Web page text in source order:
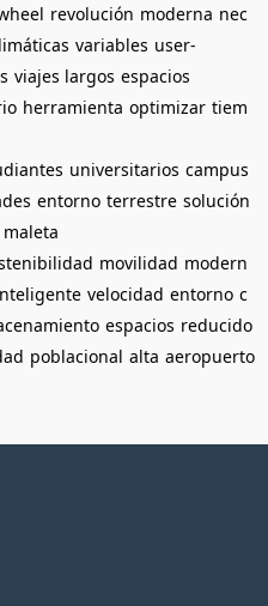
revolución moderna nec
variables user-
viajes largos espacios
herramienta optimizar tiem
universitarios campus
entorno terrestre solución
maleta
movilidad modern
velocidad entorno c
espacios reducido
poblacional alta aeropuerto